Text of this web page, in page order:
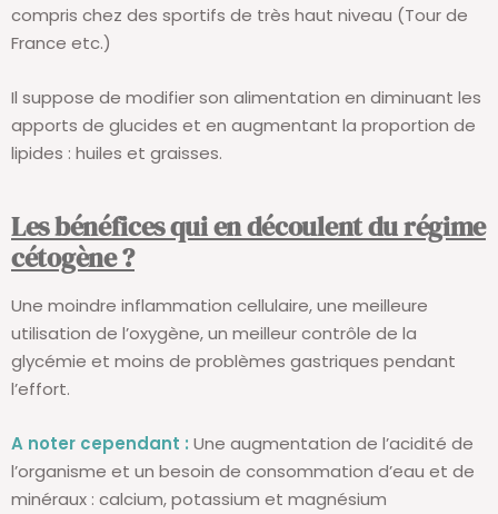
compris chez des sportifs de très haut niveau (Tour de
France etc.)
Il suppose de modifier son alimentation en diminuant les
apports de glucides et en augmentant la proportion de
lipides : huiles et graisses.
Les bénéfices qui en découlent du régime
cétogène ?
Une moindre inflammation cellulaire, une meilleure
utilisation de l’oxygène, un meilleur contrôle de la
glycémie et moins de problèmes gastriques pendant
l’effort.
A noter cependant : Une augmentation de l’acidité de
l’organisme et un besoin de consommation d’eau et de
minéraux : calcium, potassium et magnésium